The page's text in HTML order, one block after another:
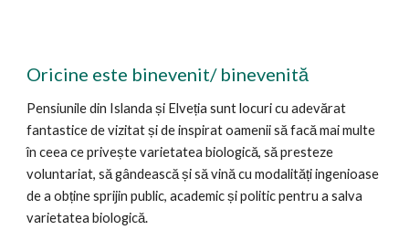
Oricine este binevenit/ binevenită
Pensiunile din Islanda și Elveția sunt locuri cu adevărat
fantastice de vizitat și de inspirat oamenii să facă mai multe
în ceea ce privește varietatea biologică, să presteze
voluntariat, să gândească și să vină cu modalități ingenioase
de a obține sprijin public, academic și politic pentru a salva
varietatea biologică.